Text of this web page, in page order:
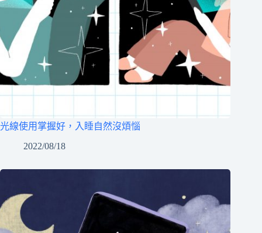
光線使用掌握好，入睡自然沒煩惱
2022/08/18